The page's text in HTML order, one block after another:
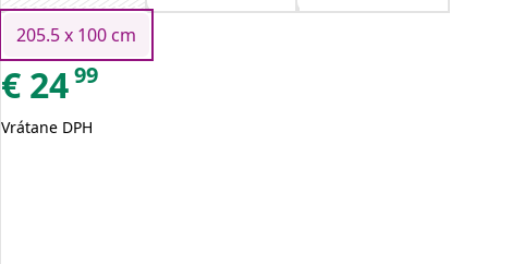
205.5 x 100 cm
€ 2499
Vrátane DPH